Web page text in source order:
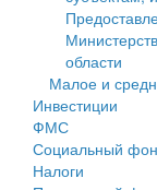
Социальная
Фотоальбом
Муниципальные
Проекты
среднего
среднего
Муниципальные
области
Малое и
Инвестиции
ФМС
Социальный
Налоги